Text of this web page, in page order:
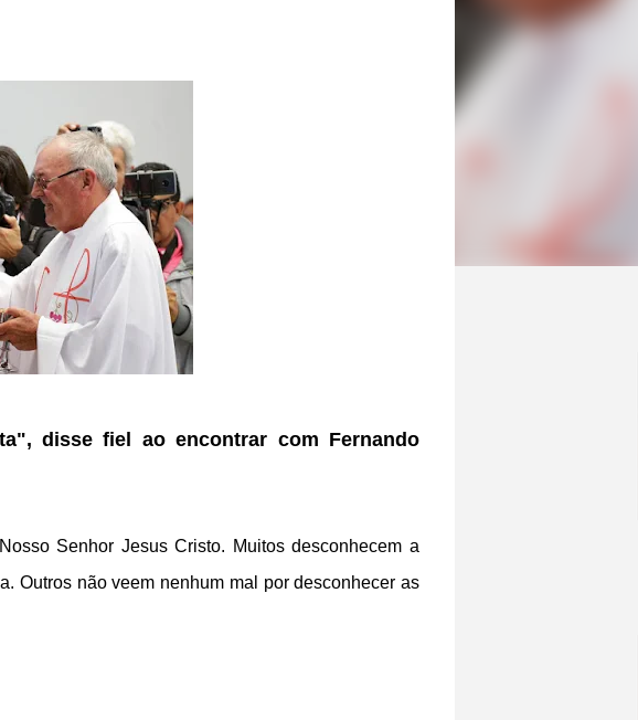
disse fiel ao encontrar com Fernando
Senhor Jesus Cristo. Muitos desconhecem a
Outros não veem nenhum mal por desconhecer as